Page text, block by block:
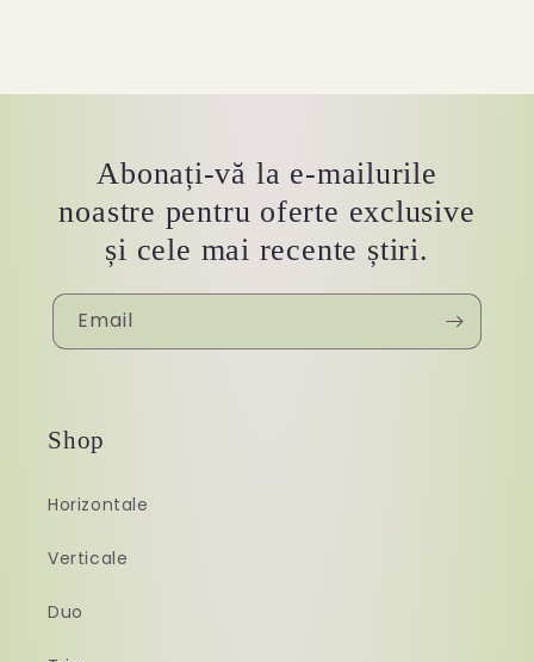
Abonați-vă la e-mailurile
noastre pentru oferte exclusive
și cele mai recente știri.
Email
Shop
Horizontale
Verticale
Duo